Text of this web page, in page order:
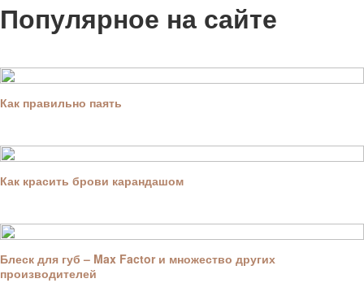
Популярное на сайте
Как правильно паять
Как красить брови карандашом
Блеск для губ – Max Factor и множество других
производителей